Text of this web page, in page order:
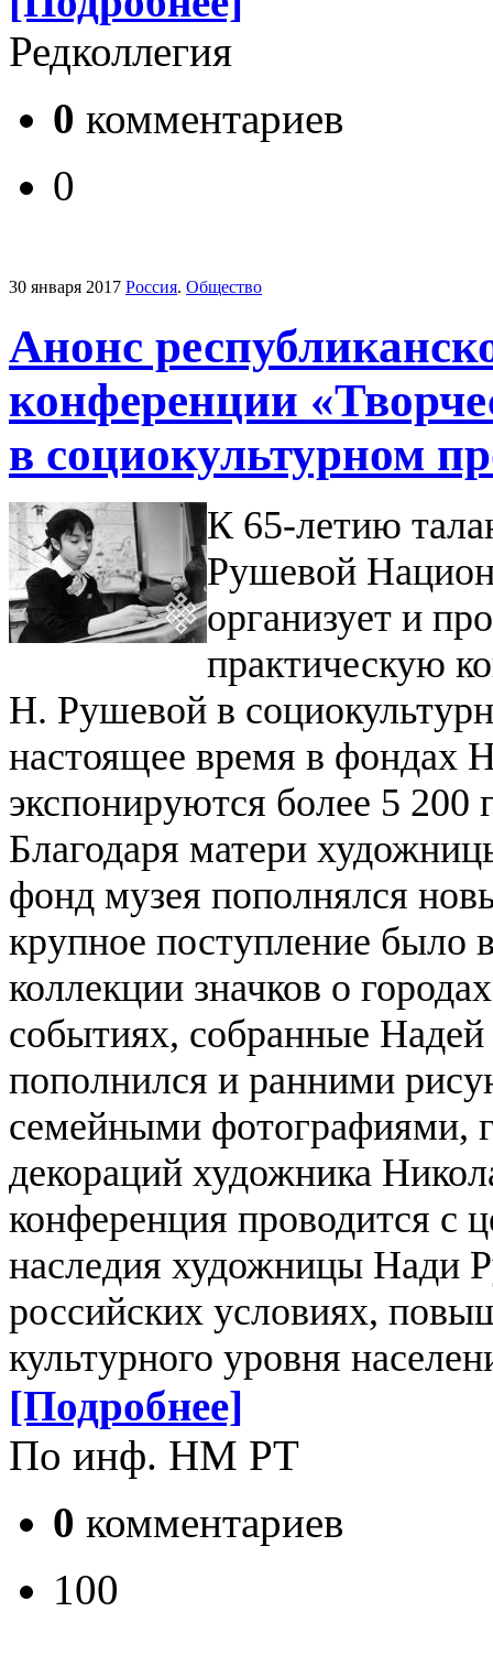
Редколлегия
0 комментариев
0
30 января 2017 Россия. Общество
Анонс
конференции
в социокультурном
К 65-летию
Рушевой
организует и
практическую
Н. Рушевой в
настоящее время в фондах
экспонируются более 5
Благодаря матери
фонд музея пополнялся
крупное поступление было
коллекции значков о
событиях, собранные
пополнился и ранними
семейными фотографиями,
декораций художника
конференция проводится с
наследия художницы Нади
российских условиях,
культурного уровня
[Подробнее]
По инф. НМ РТ
0 комментариев
100